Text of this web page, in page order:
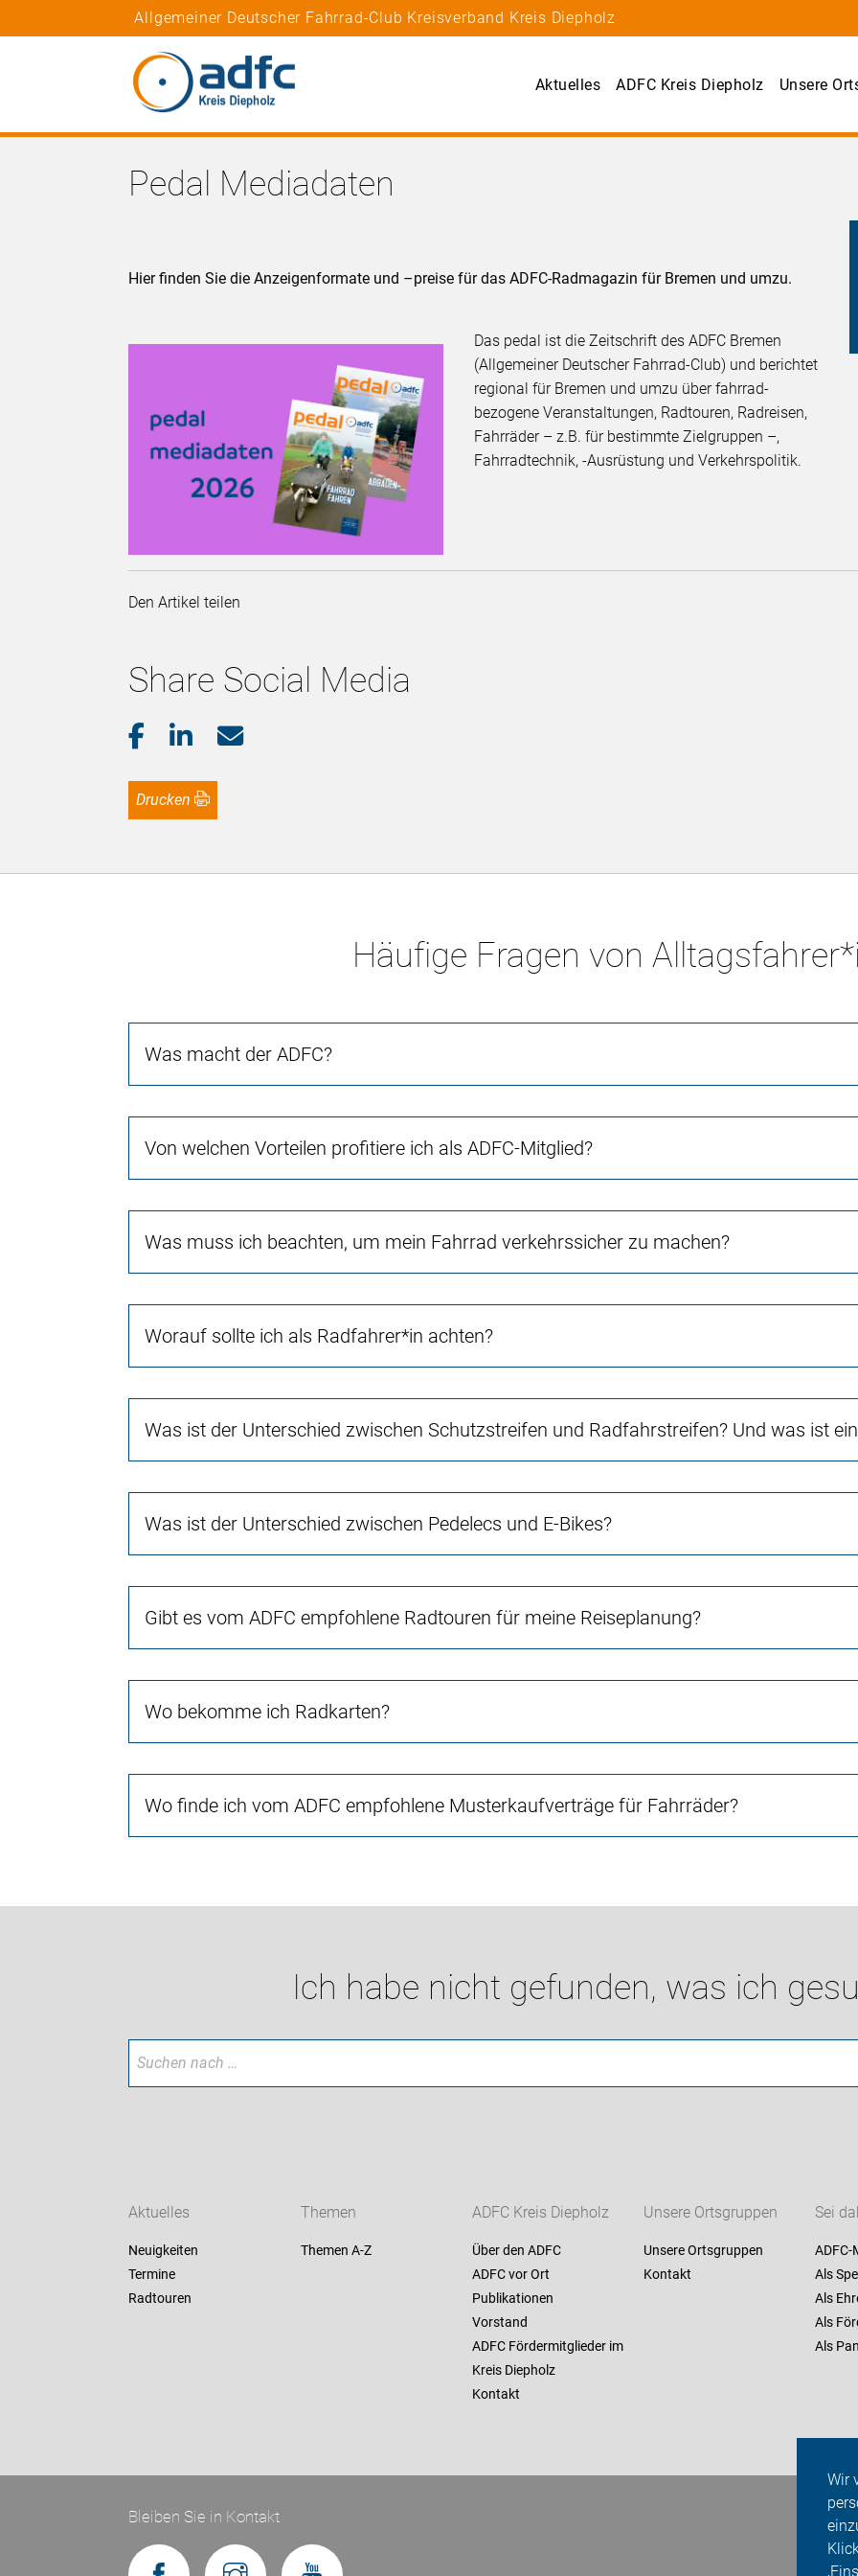
Wir
Allgemeiner Deutscher Fahrrad-Club Kreisverband Kreis Diepholz
Aktuelles ADFC Kreis Diepholz Unsere
Pedal Mediadaten
Hier finden Sie die Anzeigenformate und –preise für das ADFC-Radmagazin für Bremen und umzu.
Das pedal ist die Zeitschrift des ADFC Bremen
(Allgemeiner Deutscher Fahrrad-Club) und berichtet
regional für Bremen und umzu über fahrrad-
bezogene Veranstaltungen, Rad­touren, Radreisen,
Fahrräder – z.B. für bestimmte Ziel­gruppen –,
Fahrradtechnik, -Ausrüstung und Verkehrspolitik.
Den Artikel teilen
Share Social Media
Drucken
Häufige Fragen von
Was macht der ADFC?
Von welchen Vorteilen profitiere ich als ADFC-Mitglied?
Was muss ich beachten, um mein Fahrrad verkehrssicher zu machen?
Worauf sollte ich als Radfahrer*in achten?
Was ist der Unterschied zwischen Schutzstreifen und Radfahrstreifen? Und was ist
Was ist der Unterschied zwischen Pedelecs und E-Bikes?
Gibt es vom ADFC empfohlene Radtouren für meine Reiseplanung?
Wo bekomme ich Radkarten?
Wo finde ich vom ADFC empfohlene Musterkaufverträge für Fahrräder?
Ich habe nicht gefunden, was ich
Aktuelles
Neuigkeiten
Termine
Radtouren
Themen
Themen A-Z
ADFC Kreis Diepholz
Über den ADFC
ADFC vor Ort
Publikationen
Vorstand
ADFC Fördermitglieder im
Kreis Diepholz
Kontakt
Unsere Ortsgruppen
Unsere Ortsgruppen
Kontakt
Sei
Als
Als
Als
Als
Bleiben Sie in Kontakt